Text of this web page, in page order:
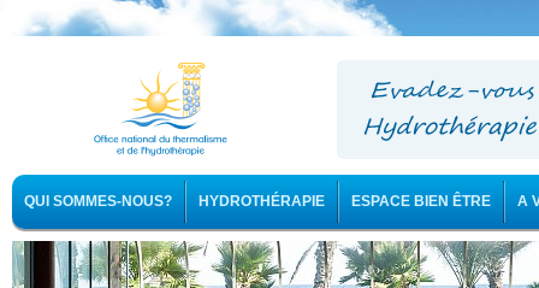
QUI SOMMES-NOUS? HYDROTHÉRAPIE ESPACE BIEN ÊTRE A